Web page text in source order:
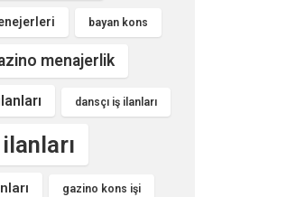
bayan kons
menajerlik
dansçı iş ilanları
gazino kons işi